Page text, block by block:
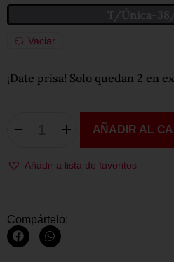
Vaciar
¡Date prisa! Solo quedan 2 en
AÑADIR AL
Añadir a lista de favoritos
Compártelo: